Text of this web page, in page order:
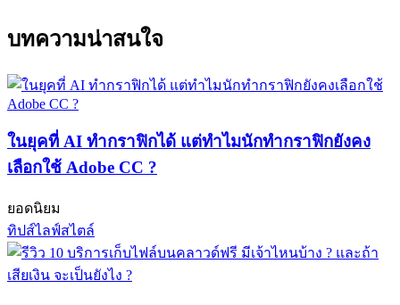
บทความน่าสนใจ
ในยุคที่ AI ทำกราฟิกได้ แต่ทำไมนักทำกราฟิกยังคง
เลือกใช้ Adobe CC ?
ยอดนิยม
ทิปส์ไลฟ์สไตล์